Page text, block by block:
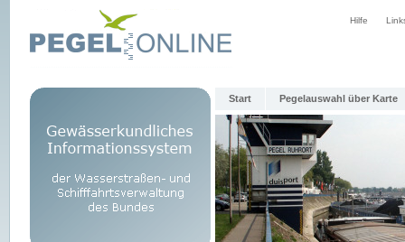
Hilfe
Start Pegelauswahl über Karte